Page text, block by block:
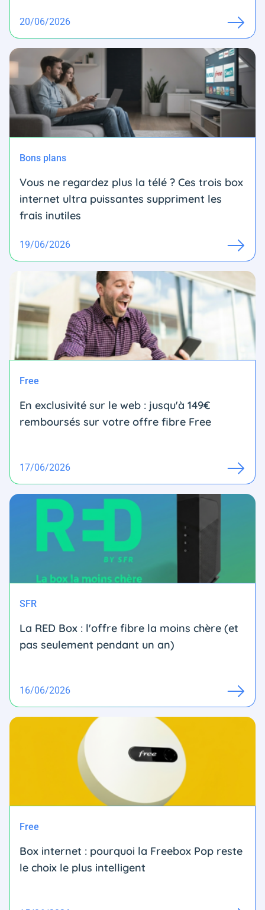
20/06/2026
Bons plans
Vous ne regardez plus la télé ? Ces trois box
internet ultra puissantes suppriment les
frais inutiles
19/06/2026
Free
En exclusivité sur le web : jusqu'à 149€
remboursés sur votre offre fibre Free
17/06/2026
SFR
La RED Box : l'offre fibre la moins chère (et
pas seulement pendant un an)
16/06/2026
Free
Box internet : pourquoi la Freebox Pop reste
le choix le plus intelligent